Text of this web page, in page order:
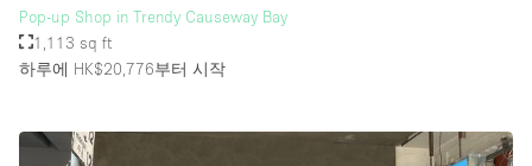
Pop-up Shop in Trendy Causeway Bay
1,113 sq ft
하루에 HK$20,776부터 시작